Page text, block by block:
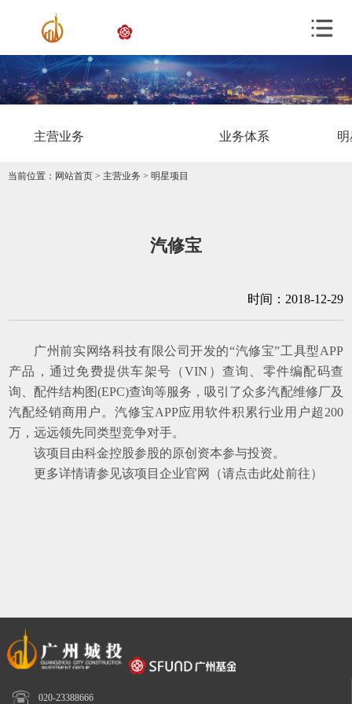
主营业务 业务体系
当前位置： 网站首页 > 主营业务 > 明星项目
汽修宝
时间：2018-12-29
广州前实网络科技有限公司开发的“汽修宝”工具型APP
产品，通过免费提供车架号（VIN ）查询、零件编配码查
询、配件结构图(EPC)查询等服务，吸引了众多汽配维修厂及
汽配经销商用户。汽修宝APP应用软件积累行业用户超 200
万，远远领先同类型竞争对手。
该项目由科金控股参股的原创资本参与投资。
更多详情请参见该项目企业官网（请点击此处前往）
 020-23388666